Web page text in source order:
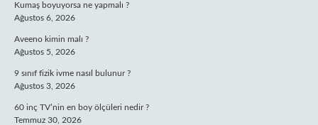
Kumaş boyuyorsa ne yapmalı ?
Ağustos 6, 2026
Aveeno kimin malı ?
Ağustos 5, 2026
9 sınıf fizik ivme nasıl bulunur ?
Ağustos 3, 2026
60 inç TV’nin en boy ölçüleri nedir ?
Temmuz 30, 2026